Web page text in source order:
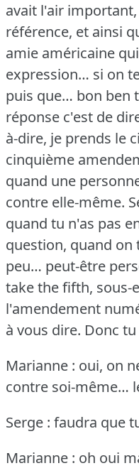
avait l'air
référence, et ainsi
amie américaine
expression… si on
puis que… bon ben
réponse c'est de
à-dire, je prends le
cinquième
quand une
contre elle-même.
quand tu n'as pas
question, quand on
peu… peut-être
take the fifth, sous-
l'amendement
à vous dire. Donc
Marianne : oui, on
contre soi-même…
Serge : faudra que
Marianne : oh oui